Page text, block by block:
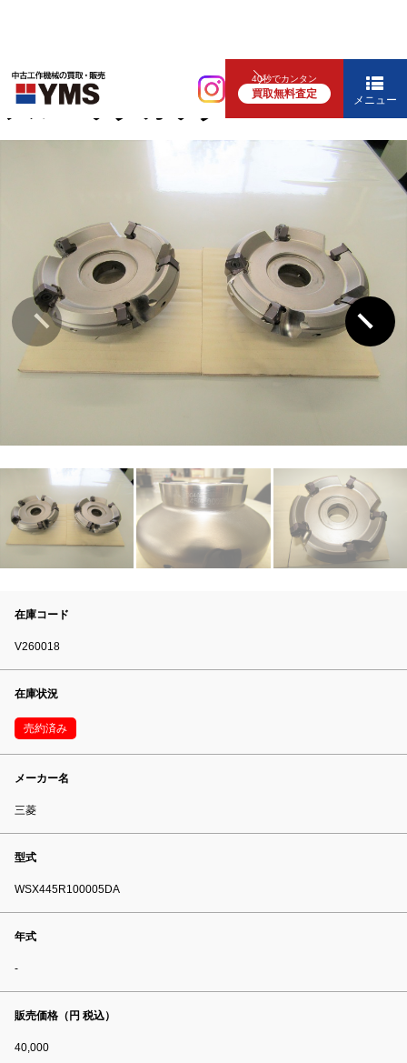
40秒でカンタン
買取無料査定 メニュー
ツーリング・切削工具
フルバックカッター
在庫コード
V260018
在庫状況
売約済み
メーカー名
三菱
型式
WSX445R100005DA
年式
-
販売価格（円 税込）
40,000